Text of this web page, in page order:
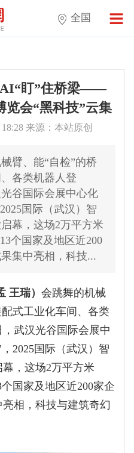
全国
AI“盯”住桥梁——
览会“黑科技”云集
来源：本站原创
臂、能“自检”的桥
各类机器人登
谷国际会展中心化
国际（武汉）智
幕，这场2万平方米
个国家及地区近200
集中亮相，科技...
王瑞） 会跳舞的机械
式工业化车间、各类
武汉光谷国际会展中
2025国际（武汉）智
，这场2万平方米
国家及地区近200家企
相，科技与建筑奇幻